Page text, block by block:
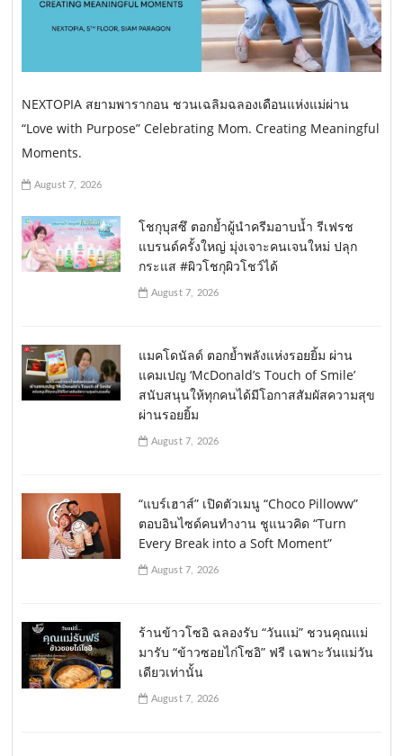
NEXTOPIA สยามพารากอน ชวนเฉลิมฉลองเดือนแห่งแม่ผ่าน
“Love with Purpose” Celebrating Mom. Creating Meaningful
Moments.
August 7, 2026
โชกุบุสซึ ตอกย้ำผู้นำครีมอาบน้ำ รีเฟรช
แบรนด์ครั้งใหญ่ มุ่งเจาะคนเจนใหม่ ปลุก
กระแส #ผิวโชกุผิวโชว์ได้
August 7, 2026
แมคโดนัลด์ ตอกย้ำพลังแห่งรอยยิ้ม ผ่าน
แคมเปญ ‘McDonald’s Touch of Smile’
สนับสนุนให้ทุกคนได้มีโอกาสสัมผัสความสุข
ผ่านรอยยิ้ม
August 7, 2026
“แบร์เฮาส์” เปิดตัวเมนู “Choco Pilloww”
ตอบอินไซด์คนทำงาน ชูแนวคิด “Turn
Every Break into a Soft Moment”
August 7, 2026
ร้านข้าวโซอิ ฉลองรับ “วันแม่” ชวนคุณแม่
มารับ “ข้าวซอยไก่โซอิ” ฟรี เฉพาะวันแม่วัน
เดียวเท่านั้น
August 7, 2026